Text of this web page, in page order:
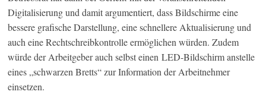
Digitalisierung und damit argumentiert, dass Bildschirme eine
bessere grafische Darstellung, eine schnellere Aktualisierung und
auch eine Rechtschreibkontrolle ermöglichen würden. Zudem
würde der Arbeitgeber auch selbst einen LED-Bildschirm anstelle
eines „schwarzen Bretts“ zur Information der Arbeitnehmer
einsetzen.